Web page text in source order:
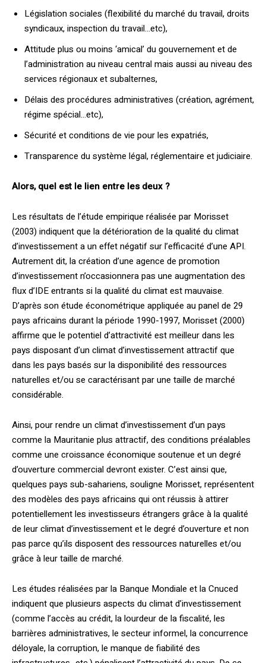
Législation sociales (flexibilité du marché du travail, droits
syndicaux, inspection du travail…etc),
Attitude plus ou moins ‘amical’ du gouvernement et de
l’administration au niveau central mais aussi au niveau des
services régionaux et subalternes,
Délais des procédures administratives (création, agrément,
régime spécial…etc),
Sécurité et conditions de vie pour les expatriés,
Transparence du système légal, réglementaire et judiciaire.
Alors, quel est le lien entre les deux ?
Les résultats de l’étude empirique réalisée par Morisset
(2003) indiquent que la détérioration de la qualité du climat
d’investissement a un effet négatif sur l’efficacité d’une API.
Autrement dit, la création d’une agence de promotion
d’investissement n’occasionnera pas une augmentation des
flux d’IDE entrants si la qualité du climat est mauvaise.
D’après son étude économétrique appliquée au panel de 29
pays africains durant la période 1990-1997, Morisset (2000)
affirme que le potentiel d’attractivité est meilleur dans les
pays disposant d’un climat d’investissement attractif que
dans les pays basés sur la disponibilité des ressources
naturelles et/ou se caractérisant par une taille de marché
considérable.
Ainsi, pour rendre un climat d’investissement d’un pays
comme la Mauritanie plus attractif, des conditions préalables
comme une croissance économique soutenue et un degré
d’ouverture commercial devront exister. C’est ainsi que,
quelques pays sub-sahariens, souligne Morisset, représentent
des modèles des pays africains qui ont réussis à attirer
potentiellement les investisseurs étrangers grâce à la qualité
de leur climat d’investissement et le degré d’ouverture et non
pas parce qu’ils disposent des ressources naturelles et/ou
grâce à leur taille de marché.
Les études réalisées par la Banque Mondiale et la Cnuced
indiquent que plusieurs aspects du climat d’investissement
(comme l’accès au crédit, la lourdeur de la fiscalité, les
barrières administratives, le secteur informel, la concurrence
déloyale, la corruption, le manque de fiabilité des